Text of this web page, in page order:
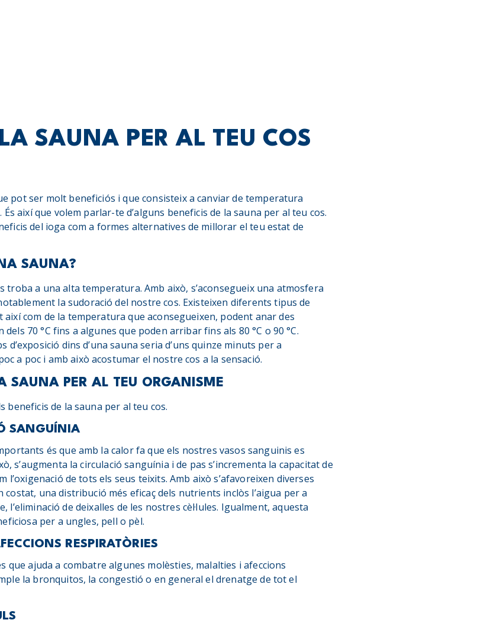
SAUNA PER AL TEU COS
pot ser molt beneficiós i que consisteix a canviar de temperatura
així que volem parlar-te d’alguns beneficis de la sauna per al teu cos.
del ioga com a formes alternatives de millorar el teu estat de
SAUNA?
troba a una alta temperatura. Amb això, s’aconsegueix una atmosfera
la sudoració del nostre cos. Existeixen diferents tipus de
així com de la temperatura que aconsegueixen, podent anar des
70 °C fins a algunes que poden arribar fins als 80 °C o 90 °C.
d’exposició dins d’una sauna seria d’uns quinze minuts per a
a poc i amb això acostumar el nostre cos a la sensació.
SAUNA PER AL TEU ORGANISME
beneficis de la sauna per al teu cos.
SANGUÍNIA
és que amb la calor fa que els nostres vasos sanguinis es
s’augmenta la circulació sanguínia i de pas s’incrementa la capacitat de
l’oxigenació de tots els seus teixits. Amb això s’afavoreixen diverses
costat, una distribució més eficaç dels nutrients inclòs l’aigua per a
l’eliminació de deixalles de les nostres cèl·lules. Igualment, aquesta
per a ungles, pell o pèl.
RESPIRATÒRIES
que ajuda a combatre algunes molèsties, malalties i afeccions
la bronquitos, la congestió o en general el drenatge de tot el